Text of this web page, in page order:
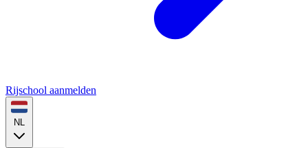
Rijschool aanmelden
NL